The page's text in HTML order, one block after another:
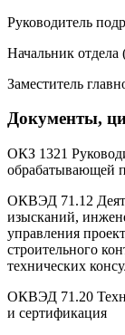
Руководитель
Начальник отдела
Заместитель
Документы,
ОКЗ 1321
обрабатывающей
ОКВЭД 71.12
изысканий,
управления
строительного
технических
ОКВЭД 71.20
и сертификация